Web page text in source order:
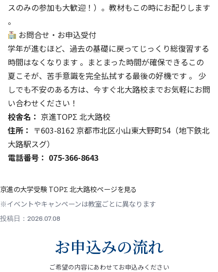
スのみの参加も大歓迎！）。教材もこの時にお配りします
。
お問合せ・お申込受付
学年が進むほど、過去の基礎に戻ってじっくり総復習する
時間はなくなります 。まとまった時間が確保できるこの
夏こそが、苦手意識を完全払拭する最後の好機です 。 少
しでも不安のある方は、今すぐ北大路校までお気軽にお問
い合わせください！
校舎名： 京進TOPΣ 北大路校
住所： 〒603-8162 京都市北区小山東大野町54（地下鉄北
大路駅スグ）
電話番号： 075-366-8643
京進の大学受験 TOPΣ 北大路校ページを見る
※イベントやキャンペーンは教室ごとに異なります
投稿日：2026.07.08
お申込みの流れ
ご希望の内容にあわせてお申込みください